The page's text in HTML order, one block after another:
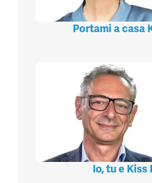
Portami a casa
Io, tu e Kiss